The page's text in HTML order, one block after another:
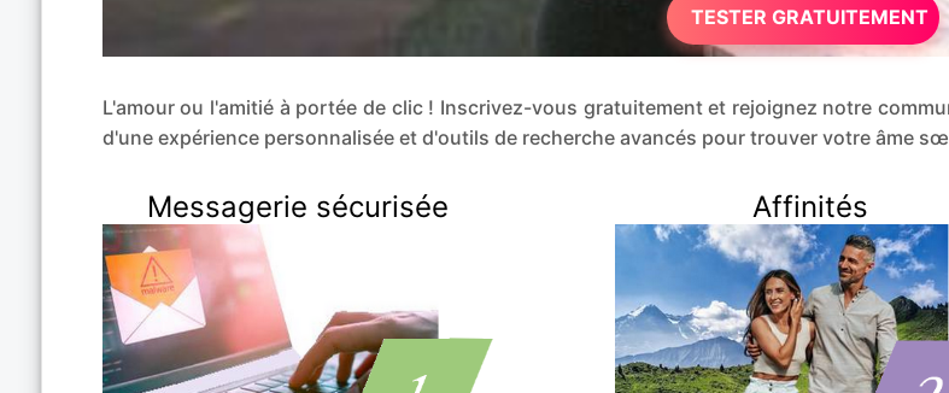
TESTER GRATUITEMENT
L'amour ou l'amitié à portée de clic ! Inscrivez-vous gratuitement et rejoignez notre
d'une expérience personnalisée et d'outils de recherche avancés pour trouver votre âme
Messagerie sécurisée Affinités